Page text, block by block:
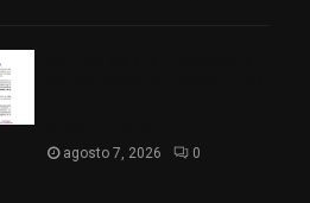
agosto 7, 2026 0